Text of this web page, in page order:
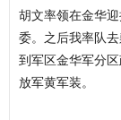
胡文率领在金华
委。之后我率队
到军区金华军分
放军黄军装。